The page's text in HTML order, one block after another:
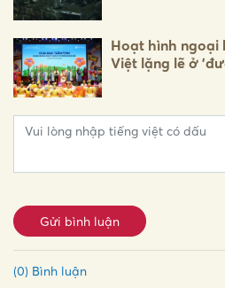
Hoạt hình ngoại
Việt lặng lẽ ở
Gửi bình luận
(0) Bình luận